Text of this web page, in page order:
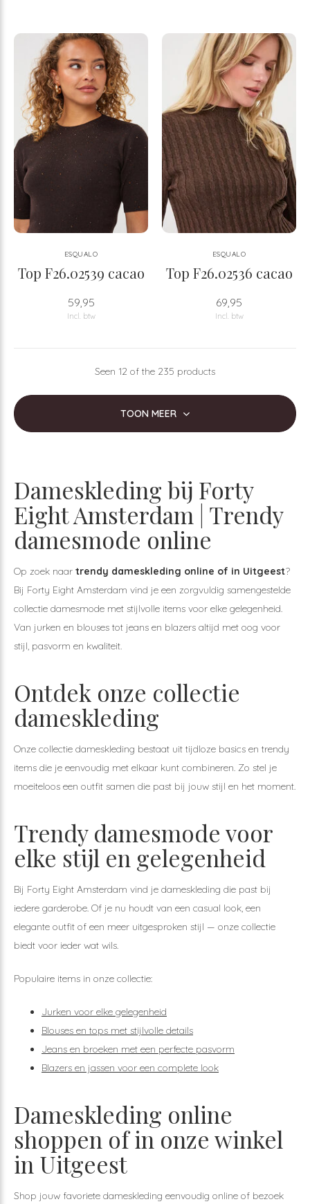
ESQUALO
Top F26.02539 cacao
59,95
Incl. btw
ESQUALO
Top F26.02536 cacao
69,95
Incl. btw
Seen 12 of the 235 products
TOON MEER
Dameskleding bij Forty
Eight Amsterdam | Trendy
damesmode online
Op zoek naar trendy dameskleding online of in Uitgeest?
Bij Forty Eight Amsterdam vind je een zorgvuldig samengestelde
collectie damesmode met stijlvolle items voor elke gelegenheid.
Van jurken en blouses tot jeans en blazers altijd met oog voor
stijl, pasvorm en kwaliteit.
Ontdek onze collectie
dameskleding
Onze collectie dameskleding bestaat uit tijdloze basics en trendy
items die je eenvoudig met elkaar kunt combineren. Zo stel je
moeiteloos een outfit samen die past bij jouw stijl en het moment.
Trendy damesmode voor
elke stijl en gelegenheid
Bij Forty Eight Amsterdam vind je dameskleding die past bij
iedere garderobe. Of je nu houdt van een casual look, een
elegante outfit of een meer uitgesproken stijl — onze collectie
biedt voor ieder wat wils.
Populaire items in onze collectie:
Jurken voor elke gelegenheid
Blouses en tops met stijlvolle details
Jeans en broeken met een perfecte pasvorm
Blazers en jassen voor een complete look
Dameskleding online
shoppen of in onze winkel
in Uitgeest
Shop jouw favoriete dameskleding eenvoudig online of bezoek